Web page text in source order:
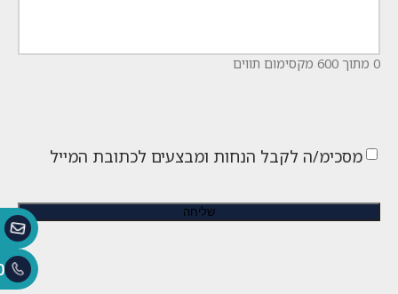
0 מתוך 600 מקסימום תווים
מסכימ/ה לקבל הנחות ומבצעים לכתובת המייל